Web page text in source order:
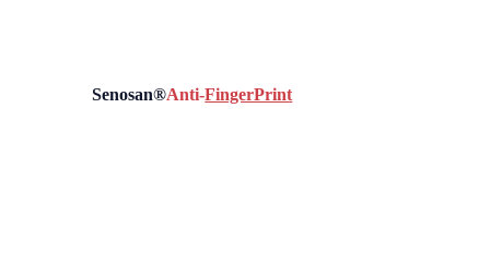
Senosan®Anti-FingerPrint